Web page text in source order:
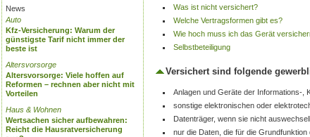
News
Auto
Kfz-Versicherung: Warum der
günstigste Tarif nicht immer der
beste ist
Altersvorsorge
Altersvorsorge: Viele hoffen auf
Reformen – rechnen aber nicht mit
Vorteilen
Haus & Wohnen
Wertsachen sicher aufbewahren:
Reicht die Hausratversicherung
Was ist nicht versichert?
Welche Vertragsformen gibt es?
Wie hoch muss ich das Gerät
Selbstbeteiligung
Versichert sind folgende
Anlagen und Geräte der Informations-,
sonstige elektronischen oder
Datenträger, wenn sie nicht
nur die Daten, die für die